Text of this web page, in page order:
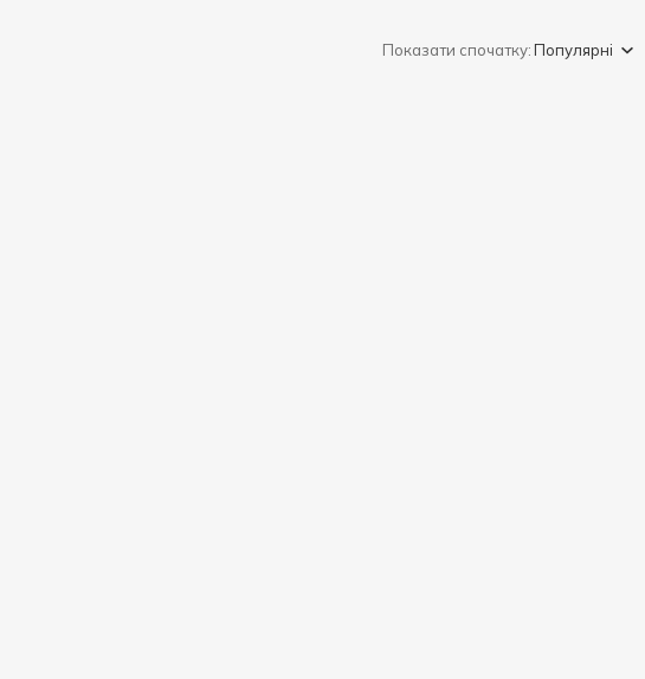
Показати спочатку:Популярні